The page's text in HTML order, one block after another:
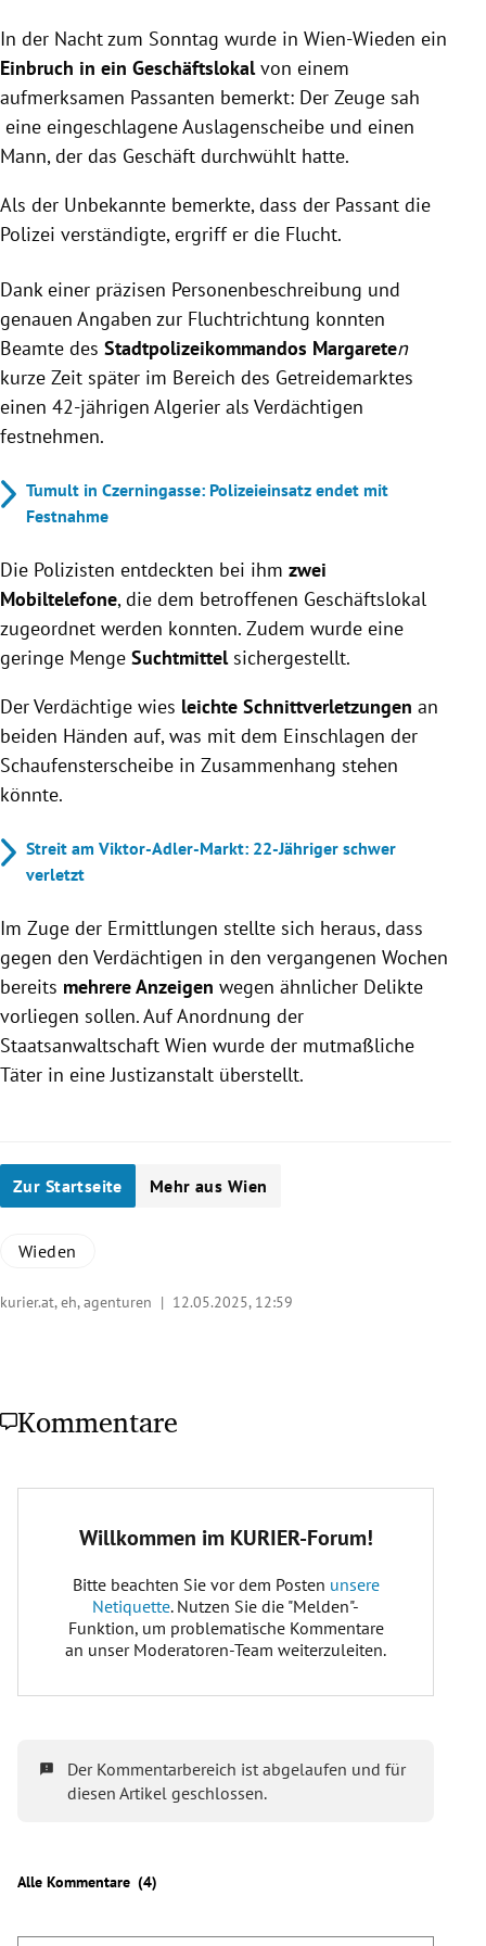
Wien-Wieden, der zur Festnahme eines
Verdächtigen führte.
Dank genauer Personenbeschreibung wurde ein 42-
jähriger Algerier mit Diebesgut und Suchtmitteln
festgenommen.
Gegen den Verdächtigen liegen bereits mehrere
Anzeigen vor; er wurde in eine Justizanstalt
überstellt.
In der Nacht zum Sonntag wurde in Wien-Wieden ein
Einbruch in ein Geschäftslokalvon einem
aufmerksamen Passanten bemerkt: Der Zeuge sah
eine eingeschlagene Auslagenscheibe und einen
Mann, der das Geschäft durchwühlt hatte.
Als der Unbekannte bemerkte, dass der Passant die
Polizei verständigte, ergriff er die Flucht.
Dank einer präzisen Personenbeschreibung und
genauen Angaben zur Fluchtrichtung konnten
Beamte des Stadtpolizeikommandos Margareten
kurze Zeit später im Bereich des Getreidemarktes
einen 42-jährigen Algerier als Verdächtigen
festnehmen.
Tumult in Czerningasse: Polizeieinsatz endet mit
Festnahme
Die Polizisten entdeckten bei ihm zwei
Mobiltelefone, die dem betroffenen Geschäftslokal
zugeordnet werden konnten. Zudem wurde eine
geringe Menge Suchtmittelsichergestellt.
Der Verdächtige wies leichte Schnittverletzungen an
beiden Händen auf, was mit dem Einschlagen der
Schaufensterscheibe in Zusammenhang stehen
könnte.
Streit am Viktor-Adler-Markt: 22-Jähriger schwer
verletzt
Im Zuge der Ermittlungen stellte sich heraus, dass
gegen den Verdächtigen in den vergangenen Wochen
bereits mehrere Anzeigen wegen ähnlicher Delikte
vorliegen sollen. Auf Anordnung der
Staatsanwaltschaft Wien wurde der mutmaßliche
Täter in eine Justizanstalt überstellt.
Zur Startseite Mehr aus Wien
Wieden
kurier.at, eh, agenturen | 12.05.2025, 12:59
Kommentare